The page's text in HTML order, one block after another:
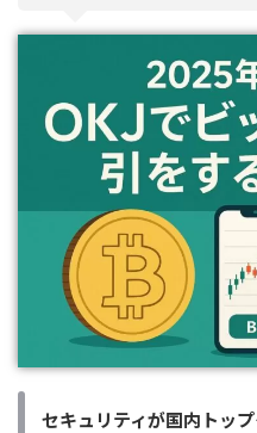
セキュリティが国内トッ